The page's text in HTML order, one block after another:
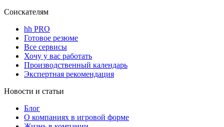
Соискателям
hh PRO
Готовое резюме
Все сервисы
Хочу у вас работать
Производственный календарь
Экспертная рекомендация
Новости и статьи
Блог
О компаниях в игровой форме